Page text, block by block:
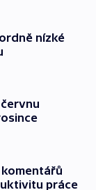
nízké
práce